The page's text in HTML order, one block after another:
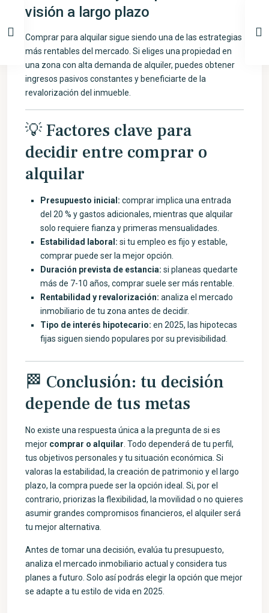
visión a largo plazo
Comprar para alquilar sigue siendo una de las estrategias
más rentables del mercado. Si eliges una propiedad en
una zona con alta demanda de alquiler, puedes obtener
ingresos pasivos constantes y beneficiarte de la
revalorización del inmueble.
💡 Factores clave para
decidir entre comprar o
alquilar
Presupuesto inicial: comprar implica una entrada
del 20 % y gastos adicionales, mientras que alquilar
solo requiere fianza y primeras mensualidades.
Estabilidad laboral: si tu empleo es fijo y estable,
comprar puede ser la mejor opción.
Duración prevista de estancia: si planeas quedarte
más de 7-10 años, comprar suele ser más rentable.
Rentabilidad y revalorización: analiza el mercado
inmobiliario de tu zona antes de decidir.
Tipo de interés hipotecario: en 2025, las hipotecas
fijas siguen siendo populares por su previsibilidad.
🏁 Conclusión: tu decisión
depende de tus metas
No existe una respuesta única a la pregunta de si es
mejor comprar o alquilar . Todo dependerá de tu perfil,
tus objetivos personales y tu situación económica. Si
valoras la estabilidad, la creación de patrimonio y el largo
plazo, la compra puede ser la opción ideal. Si, por el
contrario, priorizas la flexibilidad, la movilidad o no quieres
asumir grandes compromisos financieros, el alquiler será
tu mejor alternativa.
Antes de tomar una decisión, evalúa tu presupuesto,
analiza el mercado inmobiliario actual y considera tus
planes a futuro. Solo así podrás elegir la opción que mejor
se adapte a tu estilo de vida en 2025.